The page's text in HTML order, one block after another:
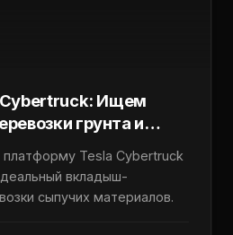
Cybertruck: Ищем
грунта и
Tesla Cybertruck
вкладыш-
сыпучих материалов.